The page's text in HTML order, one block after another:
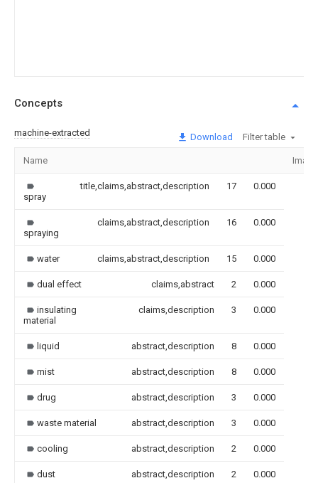
Concepts
machine-extracted Download Filter table
Name Image
spray
title,claims,abstract,description 17 0.000
spraying
claims,abstract,description 16 0.000
water claims,abstract,description 15 0.000
dual effect claims,abstract 2 0.000
insulating
material
claims,description 3 0.000
liquid abstract,description 8 0.000
mist abstract,description 8 0.000
drug abstract,description 3 0.000
waste material abstract,description 3 0.000
cooling abstract,description 2 0.000
dust abstract,description 2 0.000